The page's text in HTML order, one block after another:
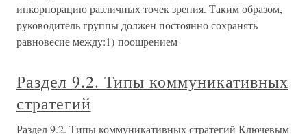
инкорпорацию различных точек зрения. Таким образом,
руководитель группы должен постоянно сохранять
равновесие между:1) поощрением
Раздел 9.2. Типы коммуникативных
стратегий
Раздел 9.2. Типы коммуникативных стратегий Ключевым